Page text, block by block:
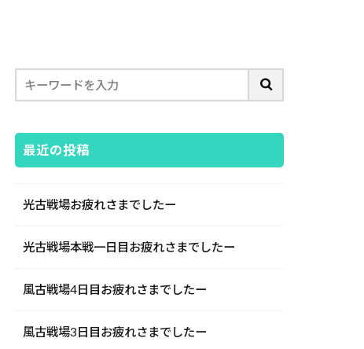
最近の投稿
光古戦場お疲れさまでしたー
光古戦場本戦一日目お疲れさまでしたー
風古戦場4日目お疲れさまでしたー
風古戦場3日目お疲れさまでしたー